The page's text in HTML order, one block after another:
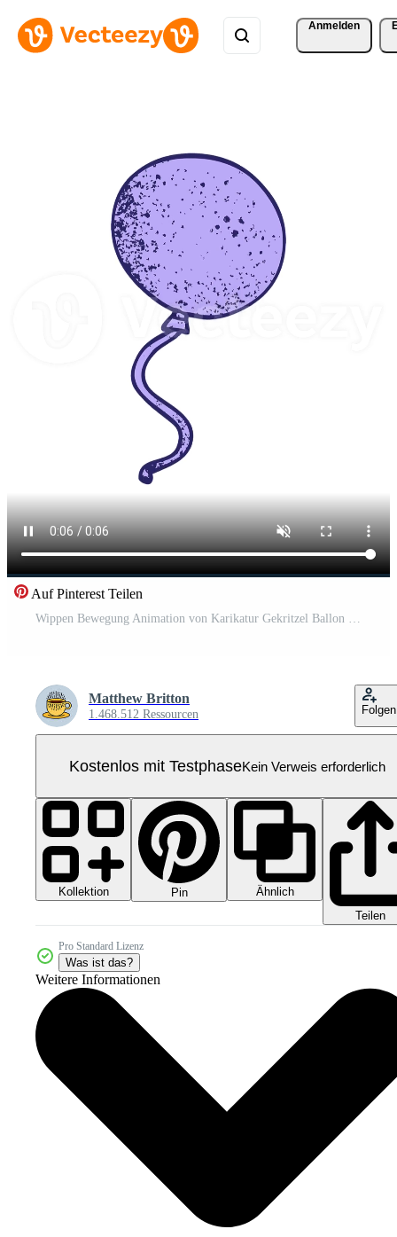
Anmelden
Auf Pinterest Teilen
Wippen Bewegung Animation von Karikatur Gekritzel Ballon Pro Video
Matthew Britton
1.468.512 Ressourcen Folgen
Kostenlos mit TestphaseKein Verweis erforderlich
Kollektion Pin
Ähnlich
Teilen
Pro Standard Lizenz
Was ist das?
Weitere Informationen